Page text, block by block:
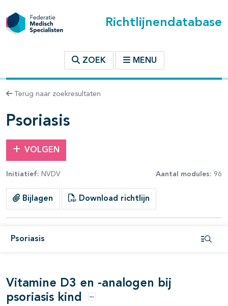
Richtlijnendatabase
ZOEK MENU
Terug naar zoekresultaten
Psoriasis
VOLGEN
Initiatief: NVDV Aantal modules: 96
Bijlagen Download richtlijn
Psoriasis
binnen deze richtlijn
open- en dichtklappen
Vitamine D3 en -analogen bij
psoriasis kind
Opties